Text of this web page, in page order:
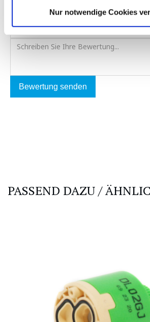
Nur notwendige Cookies
Bewertung senden
PASSEND DAZU /